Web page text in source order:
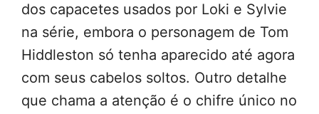
dos capacetes usados por Loki e Sylvie
na série, embora o personagem de Tom
Hiddleston só tenha aparecido até agora
com seus cabelos soltos. Outro detalhe
que chama a atenção é o chifre único no